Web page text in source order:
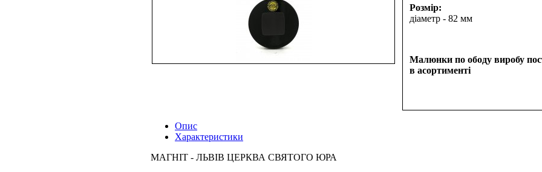
Розмір:
діаметр - 82 мм
Малюнки по ободу виробу
в асортименті
Опис
Характеристики
МАГНІТ - ЛЬВІВ ЦЕРКВА СВЯТОГО ЮРА